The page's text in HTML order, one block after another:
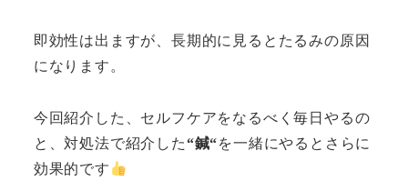
即効性は出ますが、長期的に見るとたるみの原因
になります。
今回紹介した、セルフケアをなるべく毎日やるの
と、対処法で紹介した“鍼“を一緒にやるとさらに
効果的です